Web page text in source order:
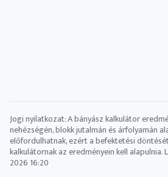
Jogi nyilatkozat: A bányász ​​kalkulátor
nehézségén, blokk jutalmán és árfolyamán
előfordulhatnak, ezért a befektetési
kalkulátornak az eredményein kell alapulnia.
2026 16:20